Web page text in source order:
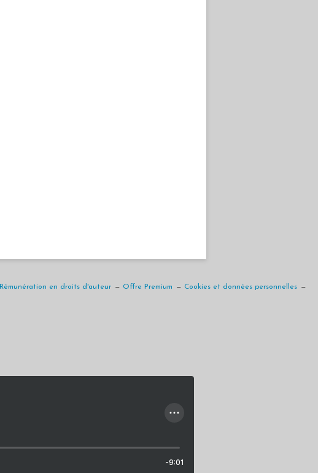
Rémunération en droits d'auteur Offre Premium Cookies et données personnelles
-9:01